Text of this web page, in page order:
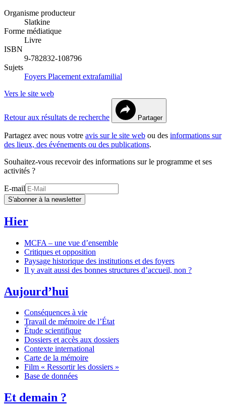
Organisme producteur
Slatkine
Forme médiatique
Livre
ISBN
9-782832-108796
Sujets
Foyers Placement extrafamilial
Vers le site web
Retour aux résultats de recherche Partager
Partagez avec nous votre avis sur le site web ou des informations sur
des lieux, des événements ou des publications.
Souhaitez-vous recevoir des informations sur le programme et ses
activités ?
E-mail
S'abonner à la newsletter
Hier
MCFA – une vue d’ensemble
Critiques et opposition
Paysage historique des institutions et des foyers
Il y avait aussi des bonnes structures d’accueil, non ?
Aujourd’hui
Conséquences à vie
Travail de mémoire de l’État
Étude scientifique
Dossiers et accès aux dossiers
Contexte international
Carte de la mémoire
Film « Ressortir les dossiers »
Base de données
Et demain ?